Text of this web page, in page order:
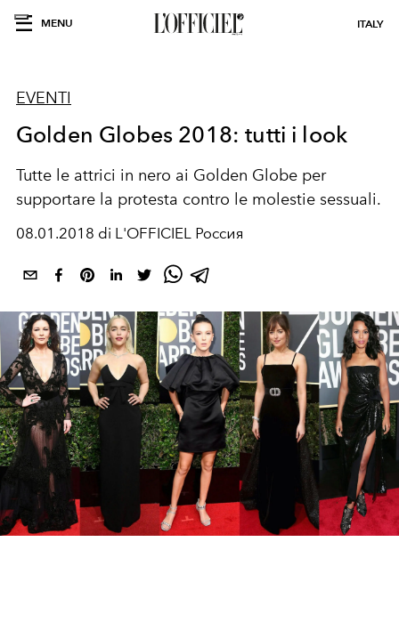
MENU ITALY
EVENTI
Golden Globes 2018: tutti i look
Tutte le attrici in nero ai Golden Globe per
supportare la protesta contro le molestie sessuali.
08.01.2018 di L'OFFICIEL Россия